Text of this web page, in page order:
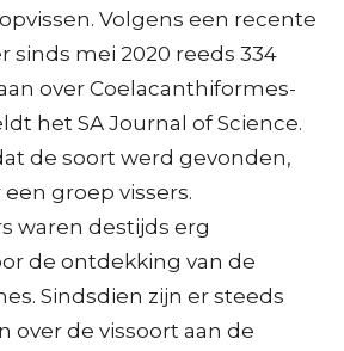
Volgens een recente
sinds mei 2020 reeds 334
over Coelacanthiformes-
het SA Journal of Science.
de soort werd gevonden,
een groep vissers.
waren destijds erg
de ontdekking van de
Sindsdien zijn er steeds
over de vissoort aan de